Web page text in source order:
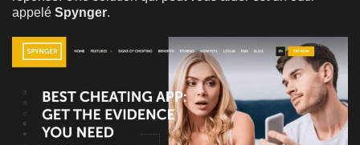
appelé Spynger.